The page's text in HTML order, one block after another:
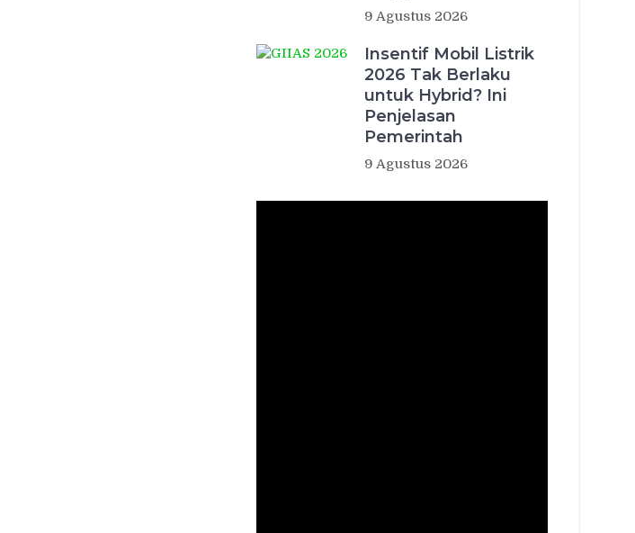
9 Agustus 2026
Insentif Mobil Listrik
2026 Tak Berlaku
untuk Hybrid? Ini
Penjelasan
Pemerintah
9 Agustus 2026